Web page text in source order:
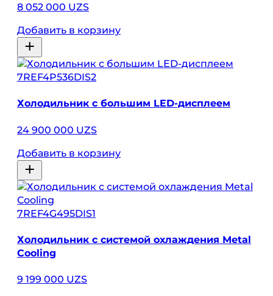
8 052 000 UZS
Добавить в корзину
7REF4P536DIS2
Холодильник с большим LED-дисплеем
24 900 000 UZS
Добавить в корзину
7REF4G495DIS1
Холодильник с системой охлаждения Metal
Cooling
9 199 000 UZS